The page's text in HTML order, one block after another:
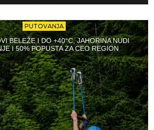
PUTOVANJA
BELEŽE I DO +40°C, JAHORINA NUDI
I 50% POPUSTA ZA CEO REGION